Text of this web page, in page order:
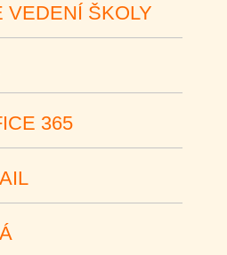
VEDENÍ ŠKOLY
365